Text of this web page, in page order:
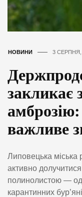
НОВИНИ 3 СЕРПНЯ,
закликає
важливе
Липовецька міська
активно
полинолистою —
карантинних